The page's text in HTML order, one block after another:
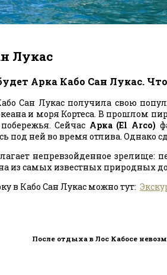
Лукас
Арка Кабо Сан Лукас. Что
Сан Лукас получила свою
и моря Кортеса. В прошлом
Сейчас Арка (El Arco)
под ней во время отлива. Однако
непревзойденное зрелище:
из самых известных природных
в Кабо Сан Лукас можно тут:
После отдыха в Лос Кабосе